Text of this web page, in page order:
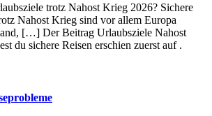
trotz Nahost Krieg 2026? Sichere
Nahost Krieg sind vor allem Europa
[…] Der Beitrag Urlaubsziele Nahost
du sichere Reisen erschien zuerst auf .